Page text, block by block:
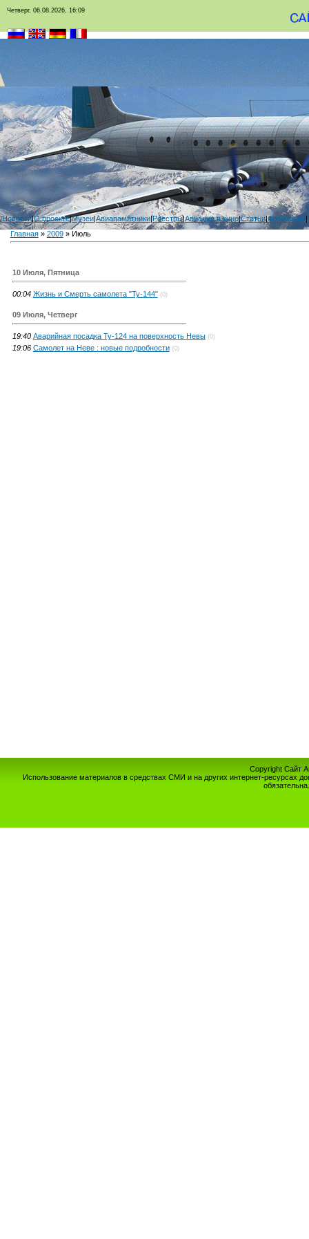
Четверг, 06.08.2026, 16:09
|Новости|О проекте|Музеи|Авиапамятники|Реестры|Авиация в кино|Статьи|Фотоархив|
Главная» 2009 » Июль
10 Июля, Пятница
00:04 Жизнь и Смерть самолета "Ту-144" (0)
09 Июля, Четверг
19:40 Аварийная посадка Ту-124 на поверхность Невы (0)
19:06 Самолет на Неве : новые подробности (0)
Copyright Сайт
Использование материалов в средствах СМИ и на других интернет-ресурсах
обязательна.